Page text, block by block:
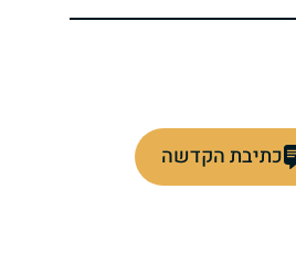
כתיבת הקדשה